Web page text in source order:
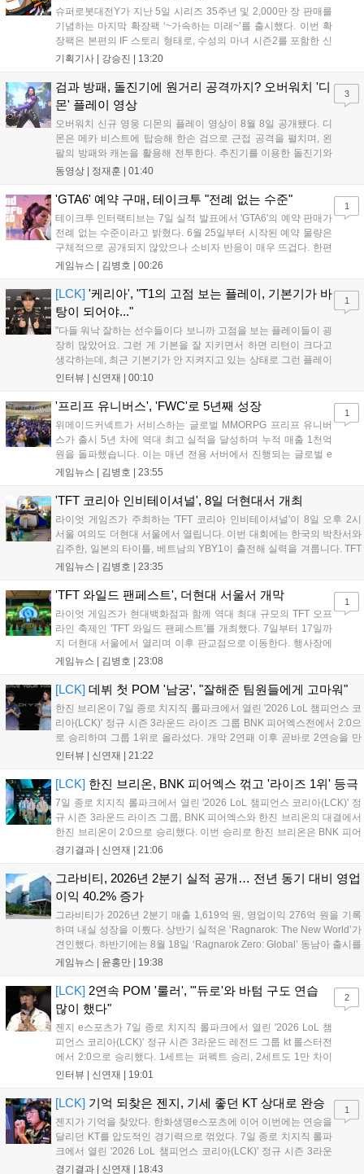
슈퍼로봇대전Y가 지난 5일 시리즈 35주년 및 2,000만 장 판매를
기념하는 마지막 확장팩 ‘~가속하는 미래~’를 출시했다. 이번 확
장팩은 본편의 IF 스토리 형태로, 수성의 마녀 시즌2를 포함한 신
규 참전작과 크로스오버 합체기를 선보이며 작품을 완결 짓는다.
하는 몰입감 있는 서사와 조합을 구현하며 시리즈의 미래를 향한
새로운 가능성을 제시했다....
기획기사 | 강승진 | 13:20
검과 방패, 돌진기에 원거리 공격까지? 오버워치 '디
몬' 플레이 영상
오버워치 신규 영웅 디몬의 플레이 영상이 8월 8일 공개됐다. 디
몬은 메카 비스트에 탑승해 한손 검으로 근접 공격을 펼치며, 왼
팔의 방패와 캐논을 활용해 전투한다. 추진기를 이용한 돌진기와
참격 형태의 궁극기를 보유했고, 메카 파괴 시 맨몸으로 기관총을
산의 영웅들 업데이트를 통해 정식 출시될 예정이다....
동영상 | 정재훈 | 01:40
3
'GTA6' 예약 구매, 테이크투 "전례 없는 수준"
테이크투 인터랙티브는 7일 실적 발표에서 'GTA6'의 예약 판매가
전례 없는 수준이라고 밝혔다. 6월 25일부터 시작된 예약 물량은
구체적으로 공개되지 않았으나 소비자 반응이 매우 뜨겁다. 한편
11월 19일 PS5와 Xbox 시리즈 X|S로 정식 출시될 예정이며, 록
상 'Grand Theft Auto VI: An Extended Look'을 최초 공개할 계획
이다....
게임뉴스 | 김병호 | 00:26
1
[LCK] '케리아', "T1의 고점 보는 플레이, 기본기가 바
탕이 되어야..."
"다들 워낙 잘하는 선수들이다 보니까 고점을 보는 플레이들이 굉
장히 많았어요. 그런 게 기본을 잘 지키면서 하면 리턴이 크다고
생각하는데, 최근 기본기가 안 지켜지고 있는 상태로 그런 플레이
를 추구하다 보니까 팀적으로 안 좋은 사고가 계속 많이 났던 것
LoL 챔피언스 코리아(LCK)'...
인터뷰 | 신연재 | 00:10
1
'프리프 유니버스', 'FWC'로 5년째 성장
위메이드커넥트가 서비스하는 글로벌 MMORPG 프리프 유니버
스가 출시 5년 차에 역대 최고 실적을 달성하며 누적 매출 1천억
원을 돌파했습니다. 이는 매년 전용 서버에서 진행되는 글로벌 e
스포츠 대회 FWC의 영향이 큽니다. FWC는 이용자가 동일한 조
은 전년 대비 매출과 이용자 지표가 대폭 상승하는 성과를 냈습니
다. 오는 10월 필리핀 마닐라에서 총상금 11만 달러 규모의 제4회
FWC 그랜드 파이널이 개최될 예정이며, 위메이드커넥트는 이를
통해 커뮤니티 중심의 장기 성장 모델을 지속할 방침입니다....
게임뉴스 | 김병호 | 23:55
1
'TFT 코리아 인비테이셔널', 8일 더현대서 개최
라이엇 게임즈가 주최하는 'TFT 코리아 인비테이셔널'이 8일 오후 2시
서울 여의도 더현대 서울에서 열립니다. 이번 대회에는 한국의 박찬서와
김주한, 일본의 타이틀, 베트남의 YBY1이 출전해 실력을 겨룹니다. TFT
는 소속팀 없이 개인 자격으로 참가하는 독특한 대회 구조를 가지며, 누
17일까지 이어지는 이번 행사는 신규 세트 체험과 공연 등 다양한 즐길
거리를 제공하며, 이후 현대백화점 판교점에서도 행사가 이어질 예정입
니다. 연말에는 라스베이거스 오픈이 개최됩니다....
게임뉴스 | 김병호 | 23:35
'TFT 와일드 팬페스트', 더현대 서울서 개막
라이엇 게임즈가 현대백화점과 함께 역대 최대 규모의 TFT 오프
라인 축제인 'TFT 와일드 팬페스트'를 개최했다. 7일부터 17일까
지 더현대 서울에서 열리며 이후 판교점으로 이동한다. 행사장에
는 체험, 스페셜, 무대 존이 마련됐으며 8일 오후 2시 인비테이셔
연 등 다채로운 일정이 준비되어 있다. 사전 예약은 조기 마감될
만큼 큰 인기를 끌고 있다....
게임뉴스 | 김병호 | 23:08
1
[LCK] 데뷔 첫 POM '남궁', "잘해준 팀원들에게 고마워"
한진 브리온이 7일 종로 치지직 롤파크에서 열린 '2026 LoL 챔피언스 코
리아(LCK)' 정규 시즌 3라운드 라이즈 그룹 BNK 피어엑스전에서 2:0으
로 승리하며 그룹 1위로 올라섰다. 개막 2연패 이후 곧바로 2연승을 만
들어내면서 이어질 4라운드에 대한 기대감을 올렸다. 다음은 이날 데뷔
인터뷰 | 신연재 | 21:22
[LCK] 한진 브리온, BNK 피어엑스 꺾고 '라이즈 1위' 등극
7일 종로 치지직 롤파크에서 열린 '2026 LoL 챔피언스 코리아(LCK)' 정
규 시즌 3라운드 라이즈 그룹, BNK 피어엑스와 한진 브리온의 대결에서
한진 브리온이 2:0으로 승리했다. 이번 승리로 한진 브리온은 BNK 피어
엑스를 제치고 라이즈 그룹 1위로 올라섰다. 1세트, 한진 브리온이 '로머'
경기결과 | 신연재 | 21:06
그라비티, 2026년 2분기 실적 공개… 전년 동기 대비 영업
이익 40.2% 증가
그라비티가 2026년 2분기 매출 1,619억 원, 영업이익 276억 원을 기록
하며 내실 성장을 이뤘다. 상반기 실적은 ‘Ragnarok: The New World’가
견인했다. 하반기에는 8월 18일 ‘Ragnarok Zero: Global’ 동남아 출시를
시작으로 9월 3일 ‘달려라 헤베레케 EX’, 9월 22일 ‘갈바테인’ 등 다양한
이’ 출시가 예정돼 있으며, 2027년에는 ‘Ragnarok 3’ 등 대작을 글로벌
출시할 계획이다. 그라비티는 조인트벤처 설립과 라그나로크 에코 시스
템 구축을 통해 신성장 동력을 확보할 방침이다....
게임뉴스 | 윤홍만 | 19:38
[LCK] 2연속 POM '룰러', "'듀로'와 바텀 구도 연습
많이 했다"
젠지 e스포츠가 7일 종로 치지직 롤파크에서 열린 '2026 LoL 챔
피언스 코리아(LCK)' 정규 시즌 3라운드 레전드 그룹 kt 롤스터전
에서 2:0으로 승리했다. 1세트는 퍼펙트 승리, 2세트도 1만 차이
를 벌리며 25분 만에 승리하면서 말 그대로 압도적인 경기력을 선
하며 POM에 선정됐...
인터뷰 | 신연재 | 19:01
2
[LCK] 기억 되찾은 젠지, 기세 좋던 KT 상대로 완승
젠지가 기억을 찾았다. 한화생명e스포츠에 이어 이번에는 연승을
달리던 KT를 압도적인 경기력으로 꺾었다. 7일 종로 치지직 롤파
크에서 열린 '2026 LoL 챔피언스 코리아(LCK)' 정규 시즌 3라운
드 레전드 그룹, kt 롤스터와 젠지 e스포츠의 대결에서 젠지가 압
경기결과 | 신연재 | 18:43
1